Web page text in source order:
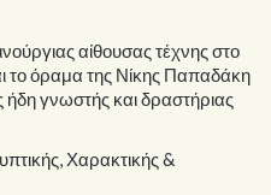
αίθουσας τέχνης στο
το όραμα της Νίκης Παπαδάκη
ήδη γνωστής και δραστήριας
Χαρακτικής &